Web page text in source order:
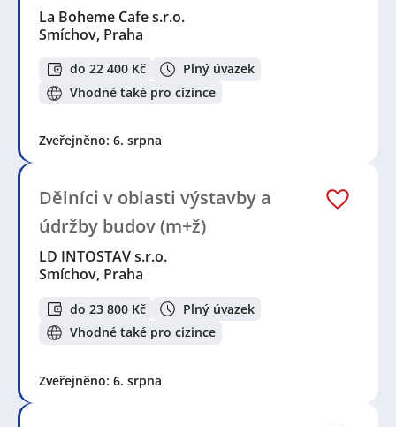
La Boheme Cafe s.r.o.
Smíchov, Praha
do 22 400 Kč
Plný úvazek
Vhodné také pro cizince
Zveřejněno: 6. srpna
Dělníci v oblasti výstavby a
údržby budov (m+ž)
LD INTOSTAV s.r.o.
Smíchov, Praha
do 23 800 Kč
Plný úvazek
Vhodné také pro cizince
Zveřejněno: 6. srpna